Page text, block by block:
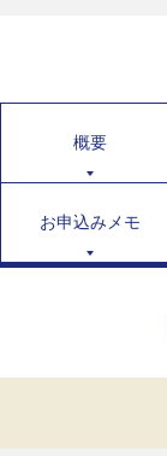
概要
お申込みメモ